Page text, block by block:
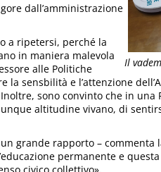
Il
dall’amministrazione
a ripetersi, perché la
in maniera malevola
alle Politiche
la sensbilità e l’attenzione
sono convinto che in una
altitudine vivano, di
grande rapporto –
permanente e
civico collettivo».